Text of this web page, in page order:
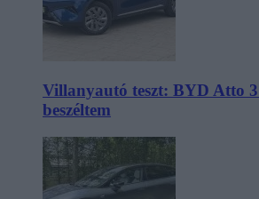
Villanyautó teszt: BYD Atto
beszéltem